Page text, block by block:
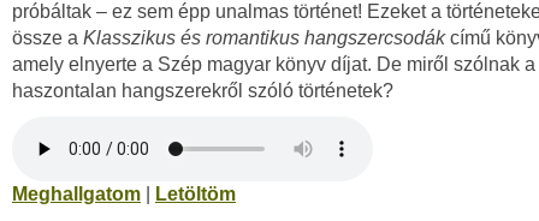
próbáltak – ez sem épp unalmas történet! Ezeket a
össze a Klasszikus és romantikus hangszercsodákcímű
amely elnyerte a Szép magyar könyv díjat. De miről szólnak a
haszontalan hangszerekről szóló történetek?
Meghallgatom
Letöltöm